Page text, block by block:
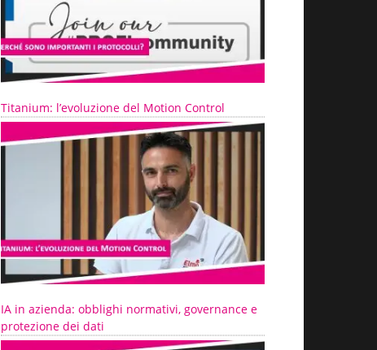
Titanium: l’evoluzione del Motion Control
IA in azienda: obblighi normativi, governance e
protezione dei dati